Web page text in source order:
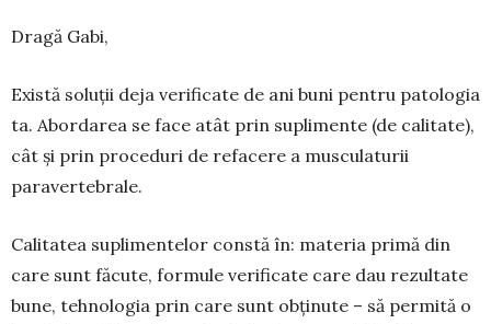
Dragă Gabi,
Există soluții deja verificate de ani buni pentru patologia
ta. Abordarea se face atât prin suplimente (de calitate),
cât și prin pro­ceduri de refacere a musculaturii
paraverte­brale.
Calitatea suplimentelor constă în: materia primă din
care sunt fă­cute, formule verificate care dau re­zul­tate
bune, tehnologia prin care sunt obținute – să per­mită o